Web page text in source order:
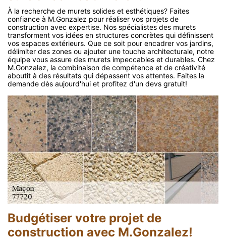
À la recherche de murets solides et esthétiques? Faites
confiance à M.Gonzalez pour réaliser vos projets de
construction avec expertise. Nos spécialistes des murets
transforment vos idées en structures concrètes qui définissent
vos espaces extérieurs. Que ce soit pour encadrer vos jardins,
délimiter des zones ou ajouter une touche architecturale, notre
équipe vous assure des murets impeccables et durables. Chez
M.Gonzalez, la combinaison de compétence et de créativité
aboutit à des résultats qui dépassent vos attentes. Faites la
demande dès aujourd'hui et profitez d'un devs gratuit!
Budgétiser votre projet de
construction avec M.Gonzalez!